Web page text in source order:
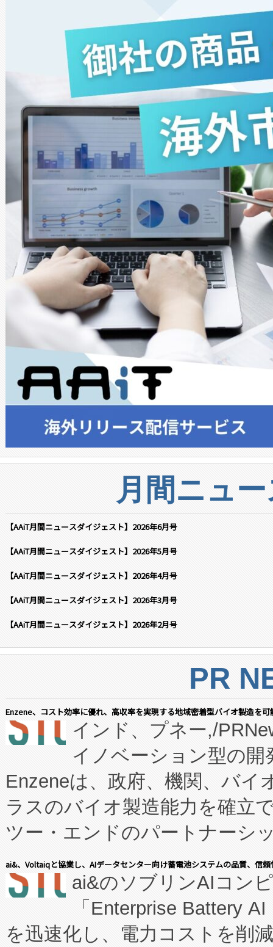
月間ニュ
【AAiT月間ニュースダイジェスト】2026年6月号
【AAiT月間ニュースダイジェスト】2026年5月号
【AAiT月間ニュースダイジェスト】2026年4月号
【AAiT月間ニュースダイジェスト】2026年3月号
【AAiT月間ニュースダイジェスト】2026年2月号
PR
Enzene、コスト効率に優れ、高収率を実現する地域密着型バイオ製造を
インド、プネー,/
イノベーション型の
Enzeneは、政府、機関、バイ
ラスのバイオ製造能力を確立
ツー・エンドのパートナーシ
表しました。 同社の実績ある
manufacturing™ (FCCM™) プ
たNeXは、バイオ医薬品製造
従来のフェッドバッチ施設の
ai&、Voltaiqと協業し、AIデータセンター向け蓄電池システムの品質、信
ai&のソブリンAIコン
「Enterprise Battery
を迅速化し、電力コストを削